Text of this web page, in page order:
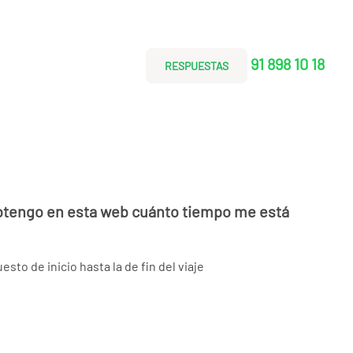
RESPUESTAS 91 898 10 18
en esta web cuánto tiempo me está
de inicio hasta la de fin del viaje